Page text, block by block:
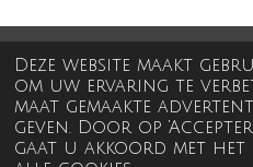
Deze website maakt
om uw ervaring te
maat gemaakte
geven. Door op
gaat u akkoord met het
© 2025 - 2026 In de kleine
Powered byJouwWeb